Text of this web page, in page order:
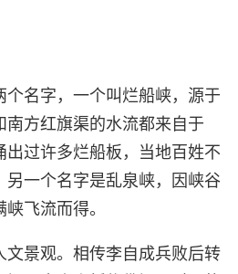
名字，一个叫烂船峡，源于
方红旗渠的水流都来自于
过许多烂船板，当地百姓不
一个名字是乱泉峡，因峡谷
飞流而得。
景观。相传李自成兵败后转